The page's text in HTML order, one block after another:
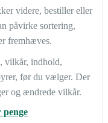
videre, bestiller eller
påvirke sortering,
fremhæves.
vilkår, indhold,
før du vælger. Der
og ændrede vilkår.
penge